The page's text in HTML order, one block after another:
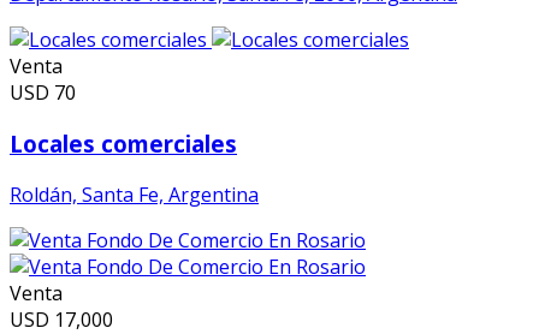
Venta
USD 70
Locales comerciales
Roldán, Santa Fe, Argentina
Venta
USD 17,000